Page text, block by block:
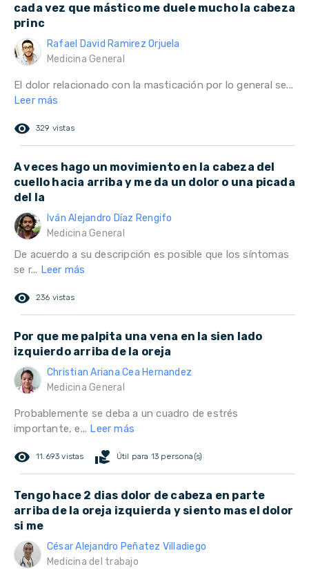
cada vez que mástico me duele mucho la cabeza
princ
Rafael David Ramirez Orjuela
Medicina General
El dolor relacionado con la masticación por lo general se...
Leer más
remove_red_eye 329 vistas
A veces hago un movimiento en la cabeza del
cuello hacia arriba y me da un dolor o una picada
del la
Iván Alejandro Díaz Rengifo
Medicina General
De acuerdo a su descripción es posible que los síntomas
se r... Leer más
remove_red_eye 236 vistas
Por que me palpita una vena en la sien lado
izquierdo arriba de la oreja
Christian Ariana Cea Hernandez
Medicina General
Probablemente se deba a un cuadro de estrés
importante, e... Leer más
remove_red_eye 11.693 vistas volunteer_activism Útil para 13 persona(s)
Tengo hace 2 dias dolor de cabeza en parte
arriba de la oreja izquierda y siento mas el dolor
si me
César Alejandro Peñatez Villadiego
Medicina del trabajo